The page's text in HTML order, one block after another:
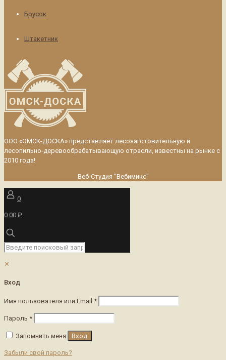
Брусок
Штакетник
ООО «ОМСК-ДОСКА» представляет лесозаготовительную и
лесопильно-деревообрабатывающую отрасли, известны на рынке с
2010 года!
Веб-Студия "Вебимикс"
0
0.00 ₽
✕
Вход
Имя пользователя или Email *
Пароль *
Запомнить меня Вход
Забыли свой пароль?